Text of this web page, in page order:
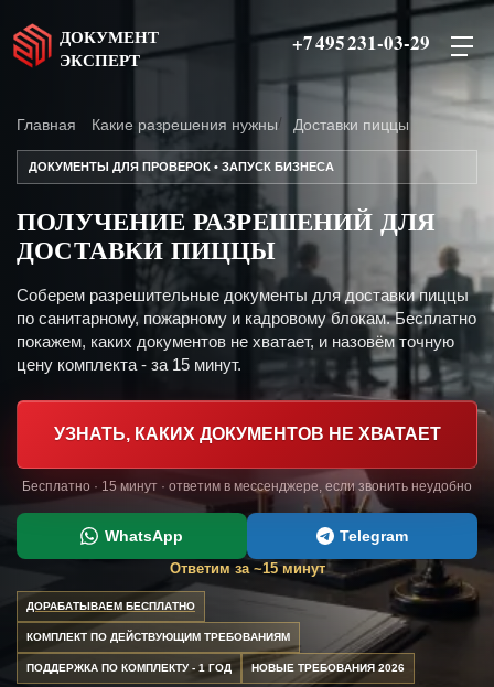
ДОКУМЕНТ
ЭКСПЕРТ
+7 495 231-03-29
Главная Какие разрешения нужны Доставки пиццы
ДОКУМЕНТЫ ДЛЯ ПРОВЕРОК • ЗАПУСК БИЗНЕСА
ПОЛУЧЕНИЕ РАЗРЕШЕНИЙ ДЛЯ
ДОСТАВКИ ПИЦЦЫ
Соберем разрешительные документы для доставки пиццы
по санитарному, пожарному и кадровому блокам. Бесплатно
покажем, каких документов не хватает, и назовём точную
цену комплекта - за 15 минут.
УЗНАТЬ, КАКИХ ДОКУМЕНТОВ НЕ ХВАТАЕТ
Бесплатно · 15 минут · ответим в мессенджере, если звонить неудобно
WhatsApp Telegram
Ответим за ~15 минут
ДОРАБАТЫВАЕМ БЕСПЛАТНО
КОМПЛЕКТ ПО ДЕЙСТВУЮЩИМ ТРЕБОВАНИЯМ
ПОДДЕРЖКА ПО КОМПЛЕКТУ - 1 ГОД НОВЫЕ ТРЕБОВАНИЯ 2026